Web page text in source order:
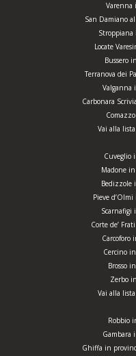
Varenna
San Damiano
Stroppiana
Locate
Bussero
Terranova dei
Valganna
Carbonara
Vai alla
Cuveglio
Madone
Bedizzole
Pieve
Scarnafigi
Corte de’
Carcoforo
Cercino
Brosso
Zerbo
Vai alla
Robbio
Gambara
Ghiffa in